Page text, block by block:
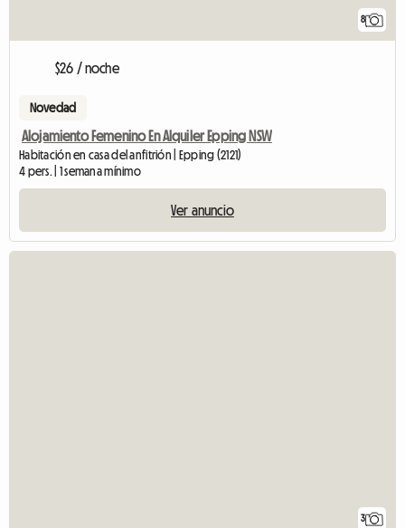
8
$26 / noche
Novedad
Alojamiento Femenino En Alquiler Epping NSW
Habitación en casa del anfitrión | Epping (2121)
4 pers. | 1 semana mínimo
Ver anuncio
3